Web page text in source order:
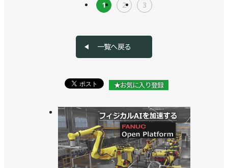
1 2 3
一覧へ戻る
★お気に入り登録